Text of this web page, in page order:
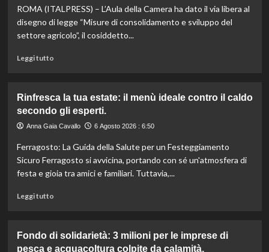
scopri
quali
marche
ROMA (ITALPRESS) – L’Aula della Camera ha dato il via libera al
disegno di legge “Misure di consolidamento e sviluppo del
settore agricolo”, il cosiddetto...
Leggi tuttoLeggi
Camera
approva
ddl
finanziamenti
aumentati
di
primario.
Rinfresca la tua estate: il menù ideale contro il caldo
secondo gli esperti.
Anna Gaia Cavallo 6 Agosto 2026 : 6:50
Ferragosto: La Guida della Salute per un Festeggiamento
Sicuro Ferragosto si avvicina, portando con sé un'atmosfera di
festa e gioia tra amici e familiari. Tuttavia,...
Leggi tuttoLeggi
Rinfresca
Fondo di solidarietà: 3 milioni per le imprese di
pesca e acquacoltura colpite da calamità.